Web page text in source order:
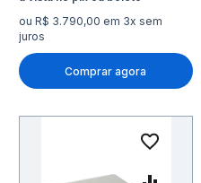
ou R$ 3.790,00 em 3x sem
juros
Comprar agora